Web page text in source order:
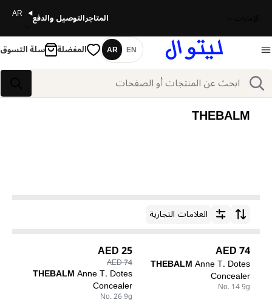
المتاجرالتوصيل والدفع AR
بحث
اللغة
EN
AR المفضلة سلة التسوق
THEBALM
ترتيب حسبالعلامات التجارية
74 AED
THEBALMAnne T. Dotes
Concealer
No. 14 9g
25 AED
74 AED
THEBALMAnne T. Dotes
Concealer
No. 26 9g